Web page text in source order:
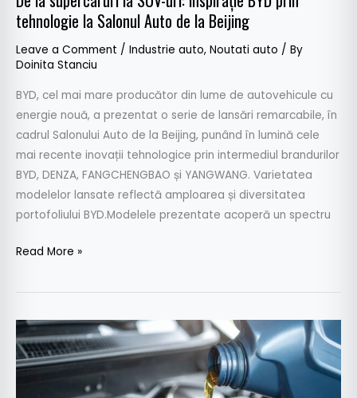
tehnologie la Salonul Auto de la Beijing
Leave a Comment / Industrie auto, Noutati auto / By
Doinita Stanciu
BYD, cel mai mare producător din lume de autovehicule cu
energie nouă, a prezentat o serie de lansări remarcabile, în
cadrul Salonului Auto de la Beijing, punând în lumină cele
mai recente inovații tehnologice prin intermediul brandurilor
BYD, DENZA, FANGCHENGBAO și YANGWANG. Varietatea
modelelor lansate reflectă amploarea și diversitatea
portofoliului BYD.Modelele prezentate acoperă un spectru
Salonul
de
Beijing
Read More »
Ulei
pentru
motoare